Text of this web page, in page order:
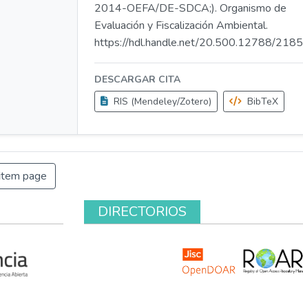
2014-OEFA/DE-SDCA;). Organismo de
Evaluación y Fiscalización Ambiental.
https://hdl.handle.net/20.500.12788/2185
DESCARGAR CITA
RIS (Mendeley/Zotero)
BibTeX
page
DIRECTORIOS